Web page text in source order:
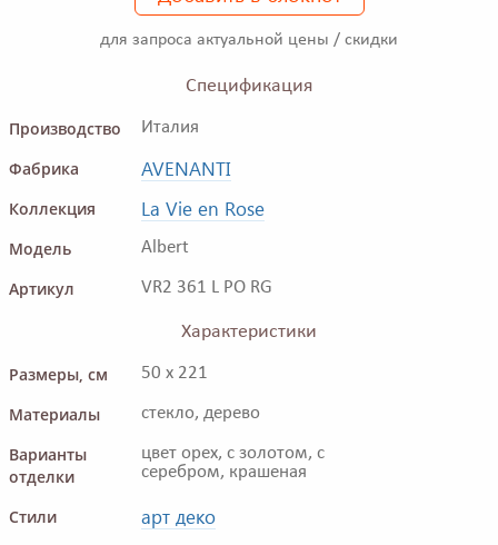
для запроса актуальной цены / скидки
Спецификация
Производство
Италия
Фабрика AVENANTI
Коллекция La Vie en Rose
Модель Albert
Артикул VR2 361 L PO RG
Характеристики
Размеры, см
50 x 221
Материалы стекло, дерево
Варианты
отделки
цвет орех, с золотом, с
серебром, крашеная
Стили арт деко